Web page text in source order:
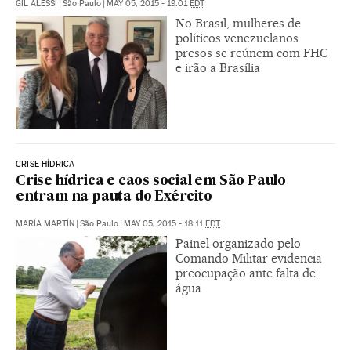
GIL ALESSI São Paulo MAY 05, 2015 - 19:01 EDT
No Brasil, mulheres de
políticos venezuelanos
presos se reúnem com FHC
e irão a Brasília
CRISE HÍDRICA
Crise hídrica e caos social em São Paulo
entram na pauta do Exército
MARÍA MARTÍN | São Paulo | MAY 05, 2015 - 18:11EDT
Painel organizado pelo
Comando Militar evidencia
preocupação ante falta de
água